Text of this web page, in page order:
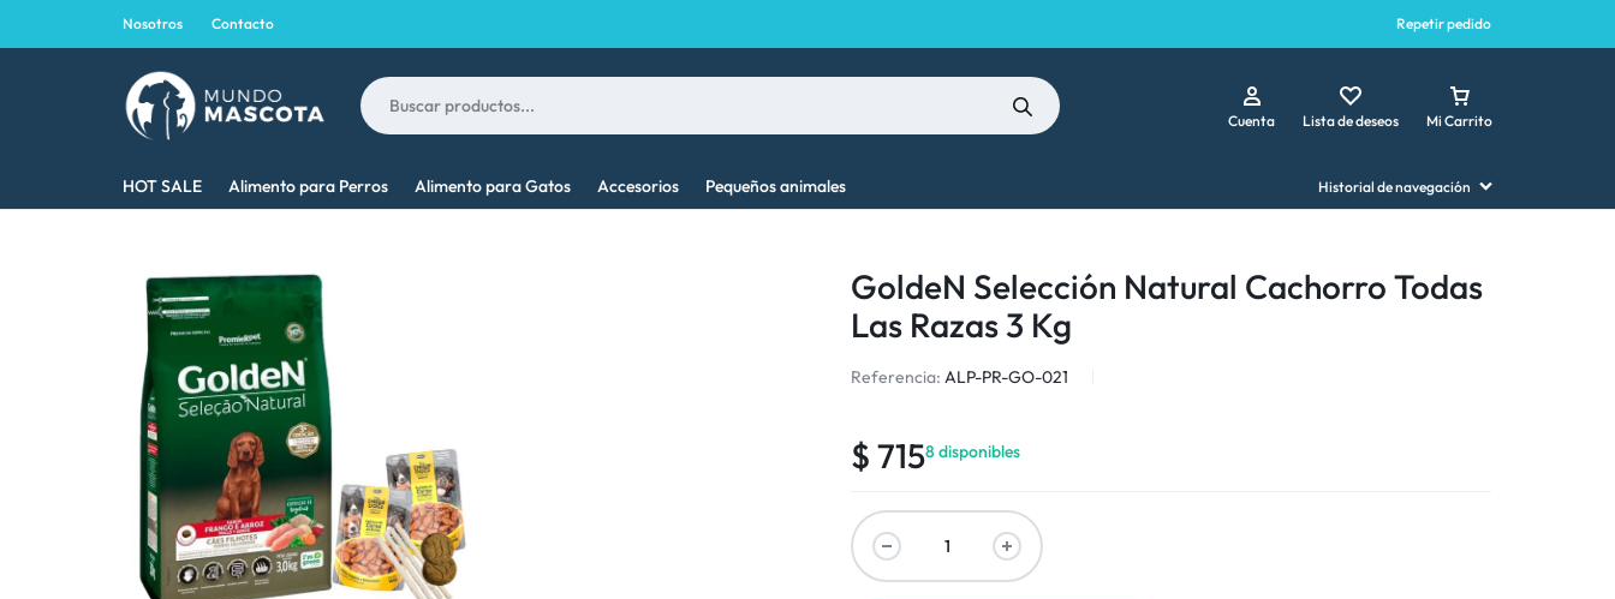
Nosotros Contacto Repetir pedido
MASCOTA
MEJOR
PARA
TU
MASCOTA
Cuenta Lista de deseos Mi Carrito
HOT SALE Alimento para Perros Alimento para Gatos Accesorios Pequeños animales Historial de navegación
GoldeN Selección Natural Cachorro Todas
Las Razas 3 Kg
Referencia: ALP-PR-GO-021
$ 7158 disponibles